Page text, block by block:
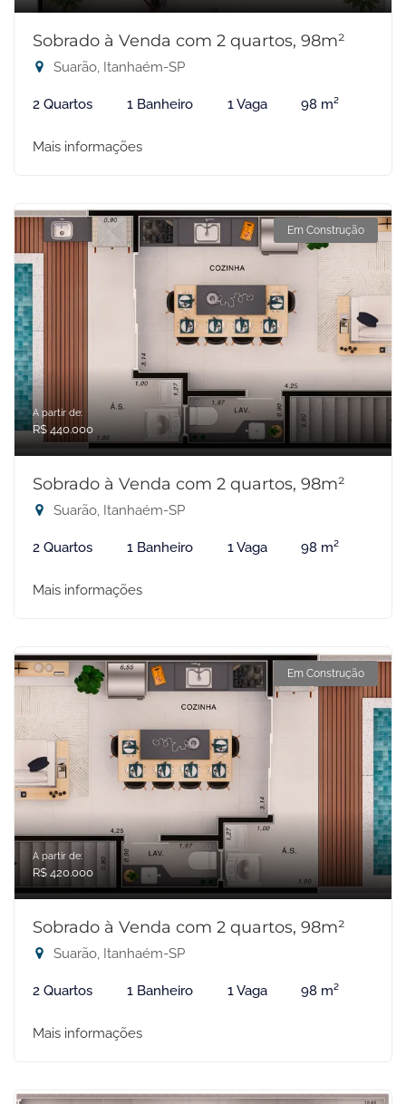
Sobrado à Venda com 2 quartos, 98m²
Suarão, Itanhaém-SP
2 Quartos 1 Banheiro 1 Vaga 98 m²
Mais informações
Em Construção
A partir de:
R$ 440.000
Sobrado à Venda com 2 quartos, 98m²
Suarão, Itanhaém-SP
2 Quartos 1 Banheiro 1 Vaga 98 m²
Mais informações
Em Construção
A partir de:
R$ 420.000
Sobrado à Venda com 2 quartos, 98m²
Suarão, Itanhaém-SP
2 Quartos 1 Banheiro 1 Vaga 98 m²
Mais informações